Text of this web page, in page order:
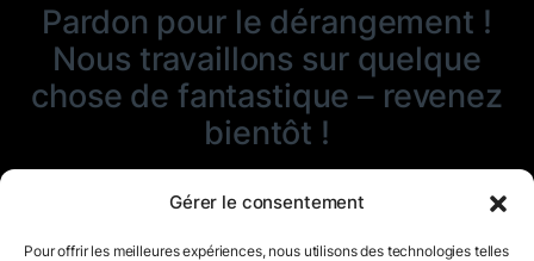
Gérer le consentement
Pour offrir les meilleures expériences, nous utilisons des technologies telles
Pardon pour le dérangement !
Nous travaillons sur quelque
chose de fantastique – revenez
bientôt !